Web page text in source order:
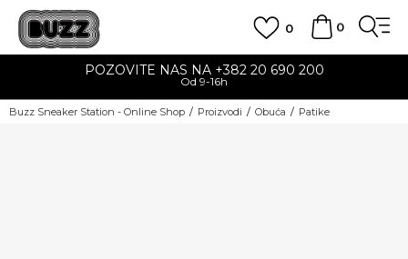
0
0
POZOVITE NAS NA +382 20 690 200
Od 9-16h
Buzz Sneaker Station - Online Shop Proizvodi Obuća Patike